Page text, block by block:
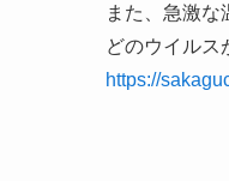
また、急激
どのウイルス
https://